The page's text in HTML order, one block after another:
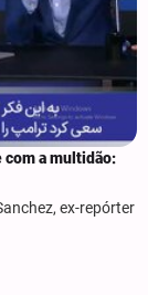
com a multidão:
ex-repórter